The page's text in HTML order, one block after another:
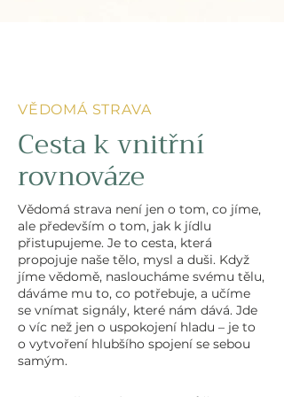
VĚDOMÁ STRAVA
Cesta k vnitřní
rovnováze
Vědomá strava není jen o tom, co jíme,
ale především o tom, jak k jídlu
přistupujeme. Je to cesta, která
propojuje naše tělo, mysl a duši. Když
jíme vědomě, nasloucháme svému tělu,
dáváme mu to, co potřebuje, a učíme
se vnímat signály, které nám dává. Jde
o víc než jen o uspokojení hladu – je to
o vytvoření hlubšího spojení se sebou
samým.